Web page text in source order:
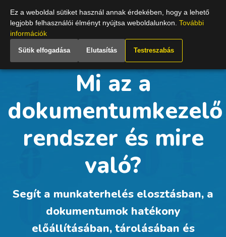
Hungary
Mi az a
dokumentumkezelő
rendszer és mire
való?
Segít a munkaterhelés elosztásban, a
dokumentumok hatékony
előállításában, tárolásában és
Ez a weboldal sütiket használ annak érdekében, hogy a lehető
legjobb felhasználói élményt nyújtsa weboldalunkon. További
információk
Sütik elfogadása Elutasítás Testreszabás